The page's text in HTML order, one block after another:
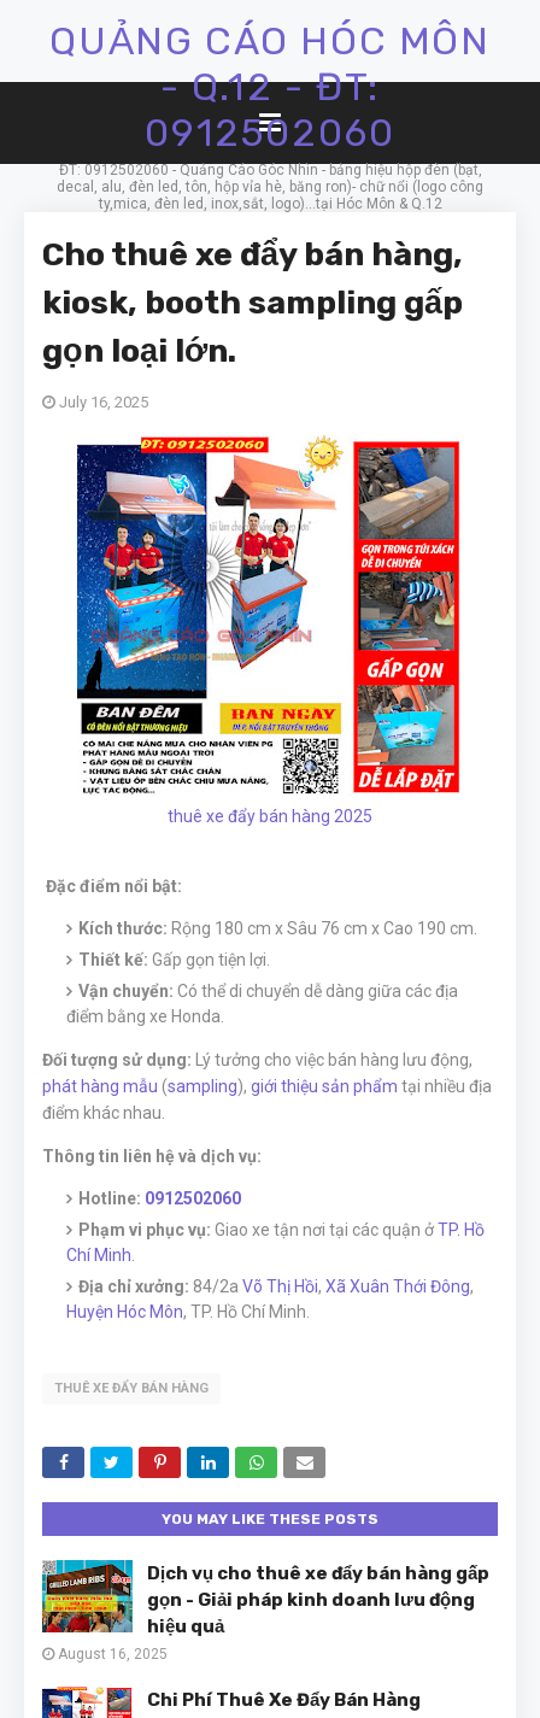
QUẢNG CÁO HÓC MÔN
- Q.12 - ĐT:
0912502060
ĐT: 0912502060 - Quảng Cáo Góc Nhìn - bảng hiệu hộp đèn (bạt,
decal, alu, đèn led, tôn, hộp vỉa hè, băng ron)- chữ nổi (logo công
ty,mica, đèn led, inox,sắt, logo)...tại Hóc Môn & Q.12
Cho thuê xe đẩy bán hàng,
kiosk, booth sampling gấp
gọn loại lớn.
July 16, 2025
thuê xe đẩy bán hàng 2025
Đặc điểm nổi bật:
Kích thước: Rộng 180 cm x Sâu 76 cm x Cao 190 cm.
Thiết kế: Gấp gọn tiện lợi.
Vận chuyển: Có thể di chuyển dễ dàng giữa các địa
điểm bằng xe Honda.
Đối tượng sử dụng: Lý tưởng cho việc bán hàng lưu động,
phát hàng mẫu (sampling), giới thiệu sản phẩm tại nhiều địa
điểm khác nhau.
Thông tin liên hệ và dịch vụ:
Hotline: 0912502060
Phạm vi phục vụ: Giao xe tận nơi tại các quận ởTP. Hồ
Chí Minh
Địa chỉ xưởng: 84/2a Võ Thị Hồi, Xã Xuân Thới Đông,
Huyện Hóc Môn, TP. Hồ Chí Minh.
THUÊ XE ĐẨY BÁN HÀNG
YOU MAY LIKE THESE POSTS
Dịch vụ cho thuê xe đẩy bán hàng gấp
gọn - Giải pháp kinh doanh lưu động
hiệu quả
August 16, 2025
Chi Phí Thuê Xe Đẩy Bán Hàng